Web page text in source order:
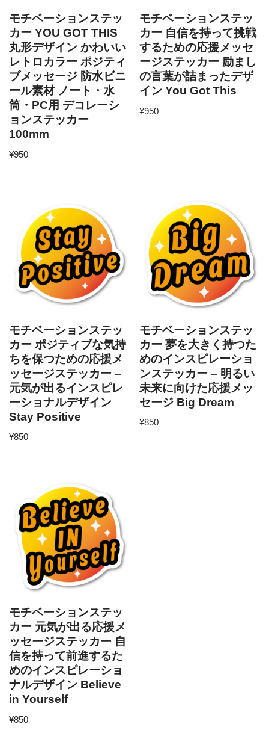
モチベーションステッ
カー YOU GOT THIS
丸形デザイン かわいい
レトロカラー ポジティ
ブメッセージ 防水ビニ
ール素材 ノート・水
筒・PC用 デコレーシ
ョンステッカー
100mm
¥950
モチベーションステッ
カー 自信を持って挑戦
するための応援メッセ
ージステッカー 励まし
の言葉が詰まったデザ
イン You Got This
¥950
モチベーションステッ
カー ポジティブな気持
ちを保つための応援メ
ッセージステッカー –
元気が出るインスピレ
ーショナルデザイン
Stay Positive
¥850
モチベーションステッ
カー 夢を大きく持つた
めのインスピレーショ
ンステッカー – 明るい
未来に向けた応援メッ
セージ Big Dream
¥850
モチベーションステッ
カー 元気が出る応援メ
ッセージステッカー 自
信を持って前進するた
めのインスピレーショ
ナルデザイン Believe
in Yourself
¥850